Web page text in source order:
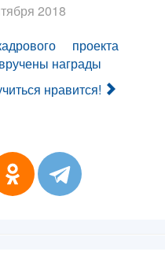
2018
проекта
награды
нравится!